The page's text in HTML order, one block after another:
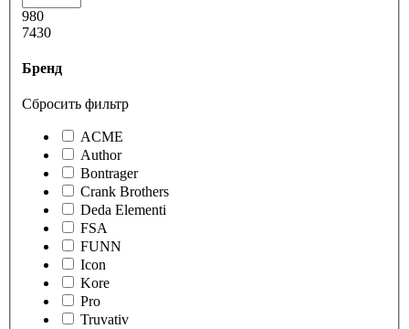
980
7430
Бренд
Сбросить фильтр
ACME
Author
Bontrager
Crank Brothers
Deda Elementi
FSA
FUNN
Icon
Kore
Pro
Truvativ